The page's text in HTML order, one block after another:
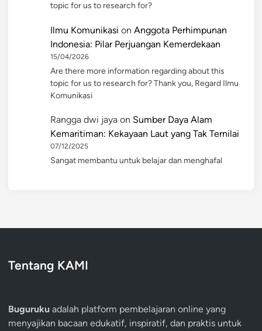
topic for us to research for?
Ilmu Komunikasi on Anggota Perhimpunan
Indonesia: Pilar Perjuangan Kemerdekaan
15/04/2026
Are there more information regarding about this
topic for us to research for? Thank you, Regard Ilmu
Komunikasi
Rangga dwi jaya on Sumber Daya Alam
Kemaritiman: Kekayaan Laut yang Tak Ternilai
07/12/2025
Sangat membantu untuk belajar dan menghafal
Tentang KAMI
Buguruku adalah platform pembelajaran online yang
menyajikan bacaan edukatif, inspiratif, dan praktis untuk